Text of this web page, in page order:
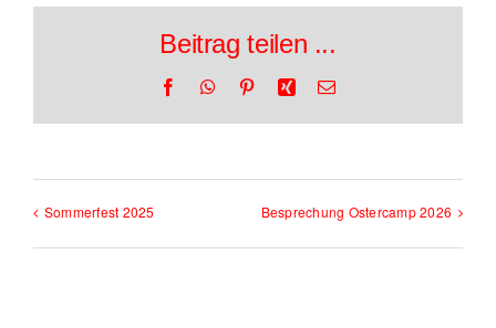
Beitrag teilen ...
FacebookWhatsApp
PinterestXing E-
Sommerfest 2025 Besprechung Ostercamp 2026